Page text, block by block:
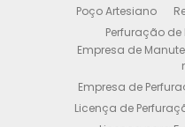
Poço Artesiano
Perfuração de
Empresa de
Empresa de
Licença de